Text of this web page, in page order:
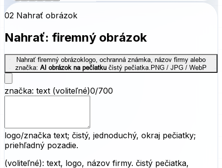
02 Nahrať obrázok
Nahrať: firemný obrázok
Nahrať firemný obrázoklogo, ochranná známka, názov firmy alebo
značka: AI obrázok na pečiatku čistý pečiatka.PNG / JPG / WebP
značka: text (voliteľné)0/700
logo/značk
priehľadný pozadie.